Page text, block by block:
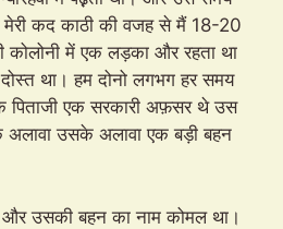
मेरी कद काठी की वजह से मैं 18-20
कोलोनी में एक लड़का और रहता था
था। हम दोनो लगभग हर समय
एक सरकारी अफ़सर थे उस
अलावा उसके अलावा एक बड़ी बहन
और उसकी बहन का नाम कोमल था।